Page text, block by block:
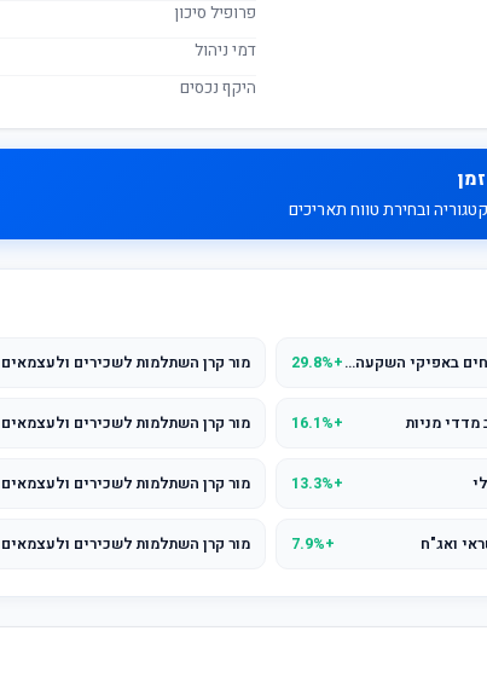
פרופיל סיכון
דמי ניהול
היקף נכסים
ובחירת טווח תאריכים
מור קרן השתלמות לשכירים ולעצמאים מתמחים באפיקי השקעה סחירים מניות סחיר+29.8% מור קרן השתלמות לשכירים ולעצמאים
מניות +16.1%
+13.3%
ואג"ח +7.9%